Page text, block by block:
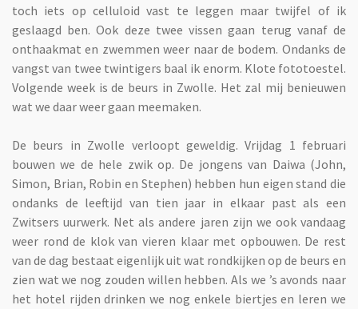
toch iets op celluloid vast te leggen maar twijfel of ik
geslaagd ben. Ook deze twee vissen gaan terug vanaf de
onthaakmat en zwemmen weer naar de bodem. Ondanks de
vangst van twee twintigers baal ik enorm. Klote fototoestel.
Volgende week is de beurs in Zwolle. Het zal mij benieuwen
wat we daar weer gaan meemaken.
De beurs in Zwolle verloopt geweldig. Vrijdag 1 februari
bouwen we de hele zwik op. De jongens van Daiwa (John,
Simon, Brian, Robin en Stephen) hebben hun eigen stand die
ondanks de leeftijd van tien jaar in elkaar past als een
Zwitsers uurwerk. Net als andere jaren zijn we ook vandaag
weer rond de klok van vieren klaar met opbouwen. De rest
van de dag bestaat eigenlijk uit wat rondkijken op de beurs en
zien wat we nog zouden willen hebben. Als we ’s avonds naar
het hotel rijden drinken we nog enkele biertjes en leren we